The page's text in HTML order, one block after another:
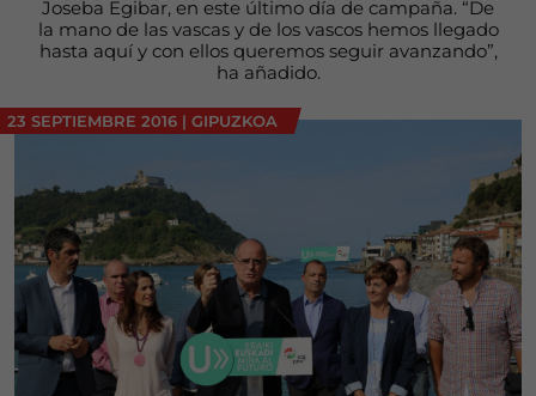
Joseba Egibar, en este último día de campaña. “De
la mano de las vascas y de los vascos hemos llegado
hasta aquí y con ellos queremos seguir avanzando”,
ha añadido.
23 SEPTIEMBRE 2016 | GIPUZKOA